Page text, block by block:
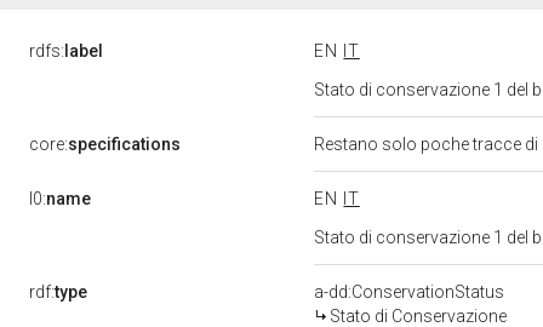
rdfs: label EN
IT
Stato di conservazione 1 del
core:specifications Restano solo poche tracce
l0:name EN
IT
Stato di conservazione 1 del
rdf:type
a-dd:ConservationStatus
Stato di Conservazione